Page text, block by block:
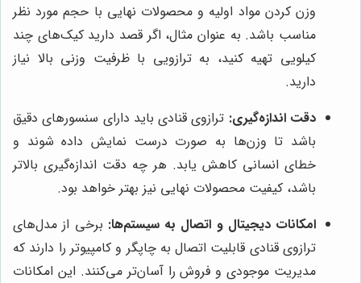
وزن کردن مواد اولیه و محصولات نهایی با حجم مورد نظر
مناسب باشد. به عنوان مثال، اگر قصد دارید کیک‌های چند
کیلویی تهیه کنید، به ترازویی با ظرفیت وزنی بالا نیاز
دارید.
دقت اندازه‌گیری: ترازوی قنادی باید دارای سنسورهای دقیق
باشد تا وزن‌ها به صورت درست نمایش داده شوند و
خطای انسانی کاهش یابد. هر چه دقت اندازه‌گیری بالاتر
باشد، کیفیت محصولات نهایی نیز بهتر خواهد بود.
امکانات دیجیتال و اتصال به سیستم‌ها: برخی از مدل‌های
ترازوی قنادی قابلیت اتصال به چاپگر و کامپیوتر را دارند که
مدیریت موجودی و فروش را آسان‌تر می‌کنند. این امکانات